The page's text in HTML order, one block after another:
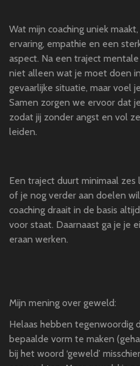
Wat mijn coaching uniek
ervaring, empathie en een
aspect. Na een traject
niet alleen wat je moet doen
gevaarlijke situatie, maar voel
Samen zorgen we ervoor dat
zodat jij zonder angst en vol
leiden.
Een traject duurt minimaal
of je nog verder aan doelen
coaching draait in de basis
voor staat. Daarnaast ga je je
eraan werken.
Mijn mening over geweld:
Helaas hebben tegenwoordig
bepaalde vorm te maken
bij het woord ‘geweld’